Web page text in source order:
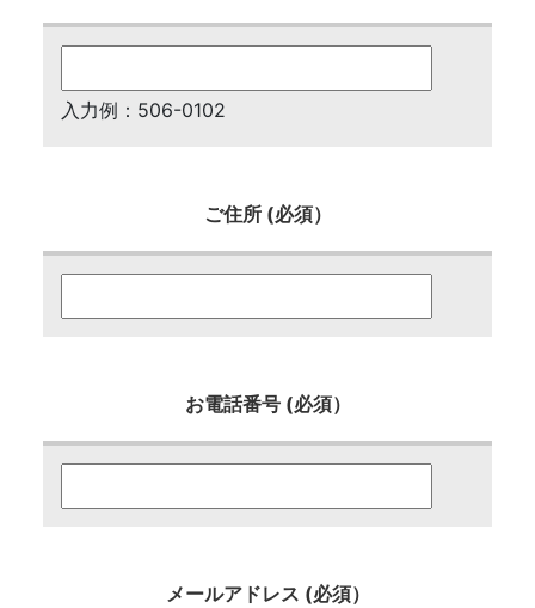
入力例：506-0102
ご住所 (必須）
お電話番号 (必須）
メールアドレス (必須）